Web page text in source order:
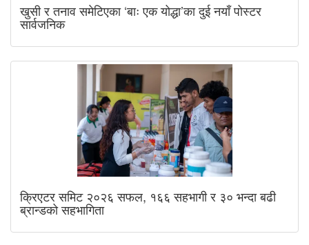
खुसी र तनाव समेटिएका ‘बाः एक योद्धा’का दुई नयाँ पोस्टर
सार्वजनिक
क्रिएटर समिट २०२६ सफल, १६६ सहभागी र ३० भन्दा बढी
ब्रान्डको सहभागिता